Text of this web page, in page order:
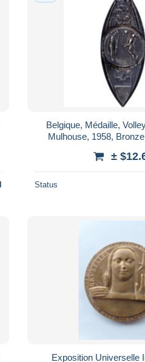
Belgique, Médaille,
Mulhouse, 1958,
±
Status
Exposition Universelle